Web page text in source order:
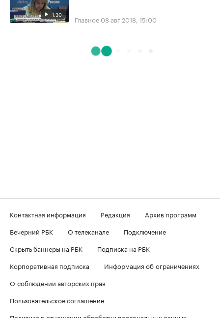
1:30 Главное 08 авг 2018, 15:00
Контактная информация Редакция
Архив программ
Вечерний РБК
О телеканале
Подключение
Скрыть баннеры на РБК
Подписка на РБК
Корпоративная подписка
Информация об ограничениях
О соблюдении авторских прав
Пользовательское соглашение